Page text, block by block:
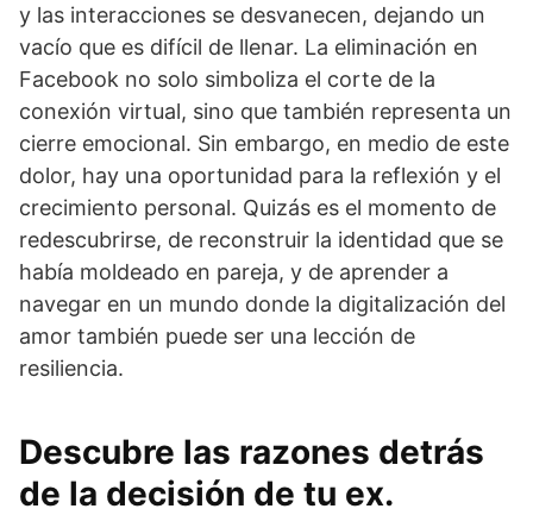
y las interacciones se desvanecen, dejando un
vacío que es difícil de llenar. La eliminación en
Facebook no solo simboliza el corte de la
conexión virtual, sino que también representa un
cierre emocional. Sin embargo, en medio de este
dolor, hay una oportunidad para la reflexión y el
crecimiento personal. Quizás es el momento de
redescubrirse, de reconstruir la identidad que se
había moldeado en pareja, y de aprender a
navegar en un mundo donde la digitalización del
amor también puede ser una lección de
resiliencia.
Descubre las razones detrás
de la decisión de tu ex.